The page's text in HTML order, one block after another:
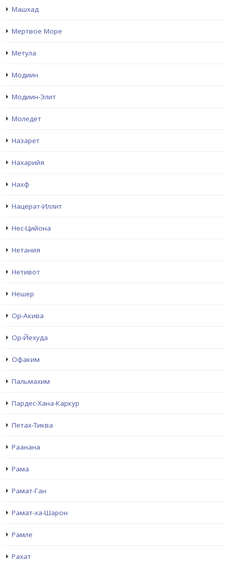
Машхад
Мертвое Море
Метула
Модиин
Модиин-Элит
Моледет
Назарет
Нахарийя
Нахф
Нацерат-Иллит
Нес-Цийона
Нетания
Нетивот
Нешер
Ор-Акива
Ор-Йехуда
Офаким
Пальмахим
Пардес-Хана-Каркур
Петах-Тиква
Раанана
Рама
Рамат-Ган
Рамат-ха-Шарон
Рамле
Рахат